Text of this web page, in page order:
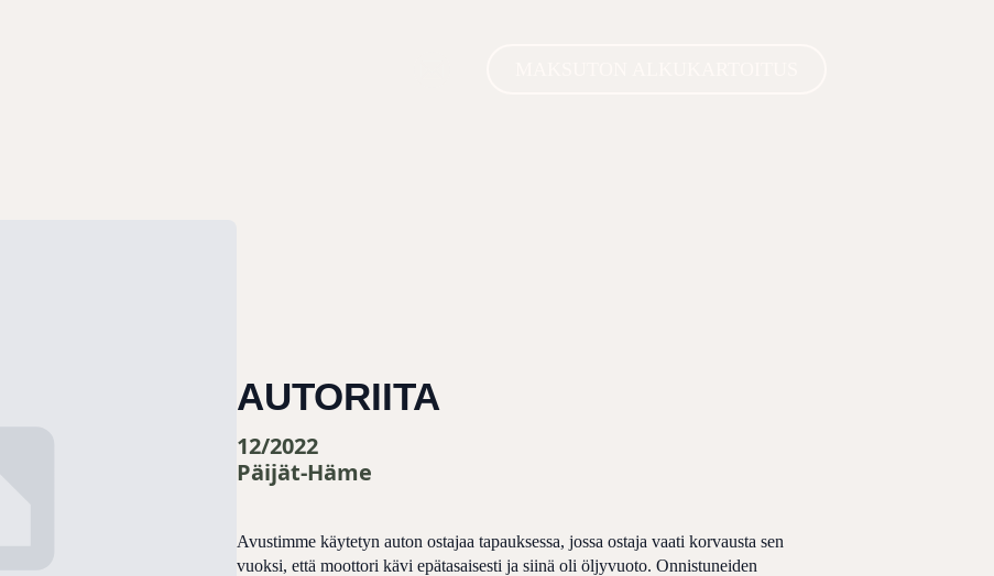
AUTORIITA
12/2022
Päijät-Häme
Avustimme käytetyn auton ostajaa tapauksessa, jossa ostaja vaati korvausta sen
vuoksi, että moottori kävi epätasaisesti ja siinä oli öljyvuoto. Onnistuneiden